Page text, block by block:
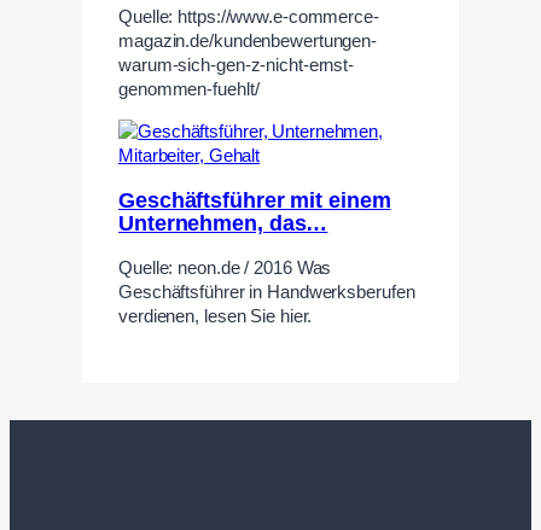
Quelle: https://www.e-commerce-
magazin.de/kundenbewertungen-
warum-sich-gen-z-nicht-ernst-
genommen-fuehlt/
Geschäftsführer mit einem
Unternehmen, das…
Quelle: neon.de / 2016 Was
Geschäftsführer in Handwerksberufen
verdienen, lesen Sie hier.